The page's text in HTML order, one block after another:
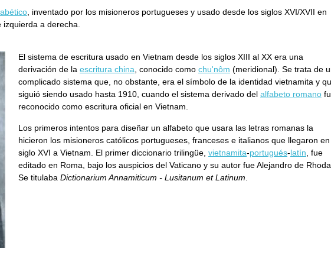
, inventado por los misioneros portugueses y usado desde los siglos XVI/XVII en
a derecha.
El sistema de escritura usado en Vietnam desde los siglos XIII al XX era una
derivación de la escritura china , conocido como chu'nôm (meridional). Se trata de
complicado sistema que, no obstante, era el símbolo de la identidad vietnamita y
siguió siendo usado hasta 1910, cuando el sistema derivado del alfabeto romano
reconocido como escritura oficial en Vietnam.
Los primeros intentos para diseñar un alfabeto que usara las letras romanas la
hicieron los misioneros católicos portugueses, franceses e italianos que llegaron
siglo XVI a Vietnam. El primer diccionario trilingüe, vietnamita-portugués-latín , fue
editado en Roma, bajo los auspicios del Vaticano y su autor fue Alejandro de
Se titulaba Dictionarium Annamiticum - Lusitanum et Latinum